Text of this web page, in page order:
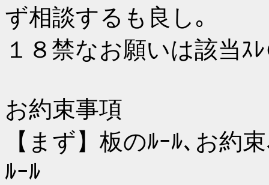
ず相談するも良し｡
１８禁なお願いは該当ｽ
お約束事項
【まず】板のﾙｰﾙ､お約
ﾙｰﾙ